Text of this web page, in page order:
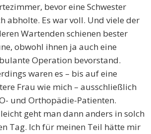
bevor eine Schwester
abholte. Es war voll. Und viele der
Wartenden schienen bester
obwohl ihnen ja auch eine
Operation bevorstand.
waren es – bis auf eine
Frau wie mich – ausschließlich
und Orthopädie-Patienten.
geht man dann anders in solch
Tag. Ich für meinen Teil hätte mir